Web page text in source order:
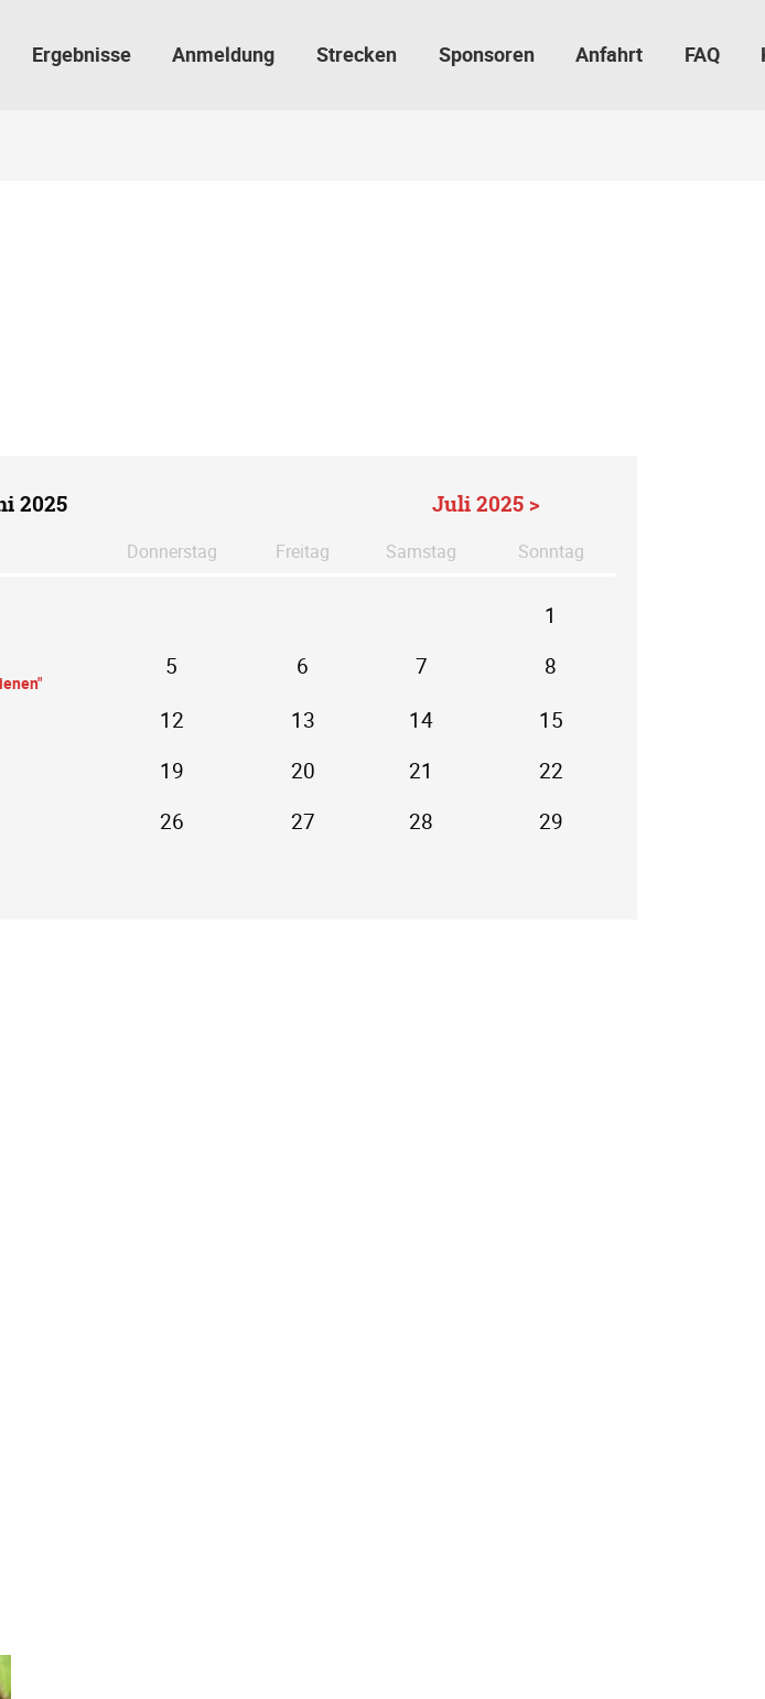
Ergebnisse Anmeldung Strecken Sponsoren Anfahrt FAQ
2025 Juli 2025 >
Donnerstag Freitag Samstag Sonntag
1
5 6 7
8
12 13 14
15
19 20 21
22
26 27 28
29